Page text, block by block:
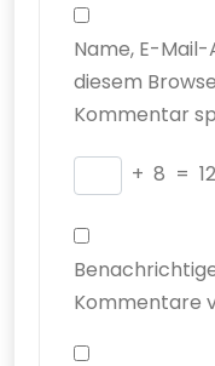
Name, E-
diesem
Kommentar
+ 8 = 12
Kommentare